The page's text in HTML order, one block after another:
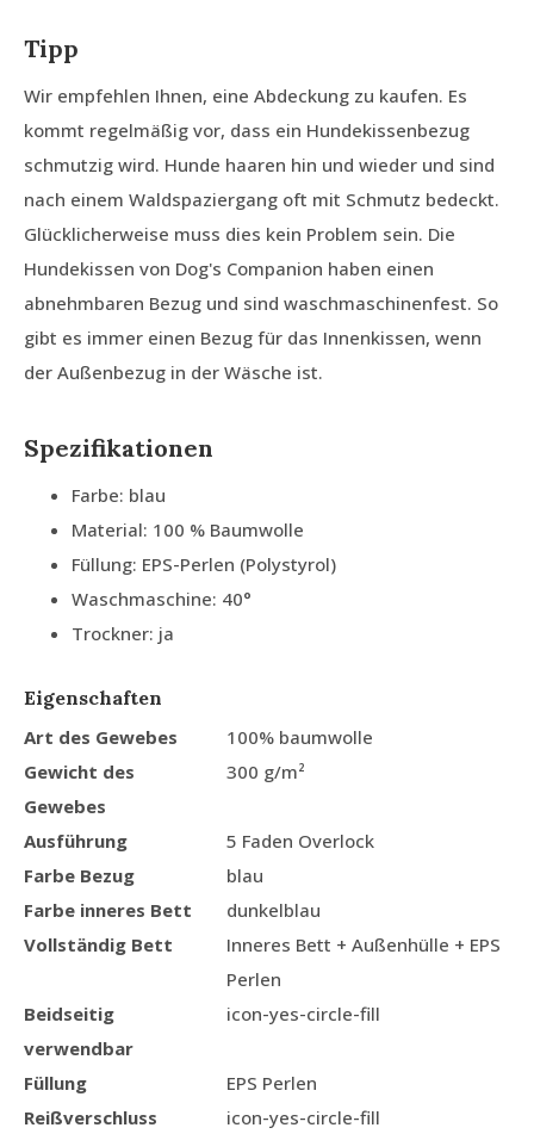
Tipp
Wir empfehlen Ihnen, eine Abdeckung zu kaufen. Es
kommt regelmäßig vor, dass ein Hundekissenbezug
schmutzig wird. Hunde haaren hin und wieder und sind
nach einem Waldspaziergang oft mit Schmutz bedeckt.
Glücklicherweise muss dies kein Problem sein. Die
Hundekissen von Dog's Companion haben einen
abnehmbaren Bezug und sind waschmaschinenfest. So
gibt es immer einen Bezug für das Innenkissen, wenn
der Außenbezug in der Wäsche ist.
Spezifikationen
Farbe: blau
Material: 100 % Baumwolle
Füllung: EPS-Perlen (Polystyrol)
Waschmaschine: 40°
Trockner: ja
Eigenschaften
Art des Gewebes
100% baumwolle
Gewicht des
Gewebes
300 g/m²
Ausführung
5 Faden Overlock
Farbe Bezug
blau
Farbe inneres Bett
dunkelblau
Vollständig Bett
Inneres Bett + Außenhülle + EPS
Perlen
Beidseitig
verwendbar
icon-yes-circle-fill
Füllung
EPS Perlen
Reißverschluss
icon-yes-circle-fill